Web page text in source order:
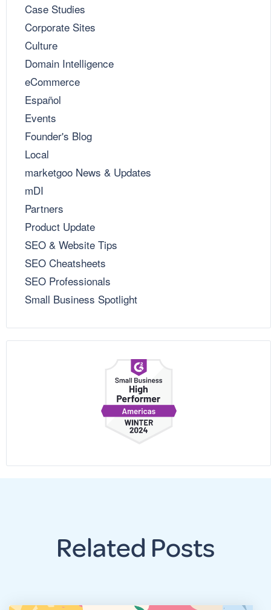
Case Studies
Corporate Sites
Culture
Domain Intelligence
eCommerce
Español
Events
Founder's Blog
Local
marketgoo News & Updates
mDI
Partners
Product Update
SEO & Website Tips
SEO Cheatsheets
SEO Professionals
Small Business Spotlight
Related Posts